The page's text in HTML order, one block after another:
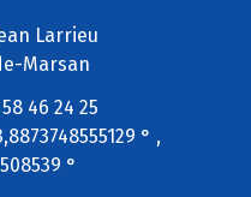
Larrieu
Marsan
46 24 25
° ,
°